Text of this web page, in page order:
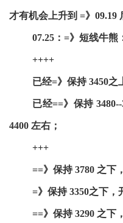
才有机会上升到 =》09.19
07.25：=》短线牛熊
++++
已经=》保持 3450之
已经==》保持
4400 左右；
+++
==》保持 3780 之下
=》保持 3350之下，
==》保持 3290 之下